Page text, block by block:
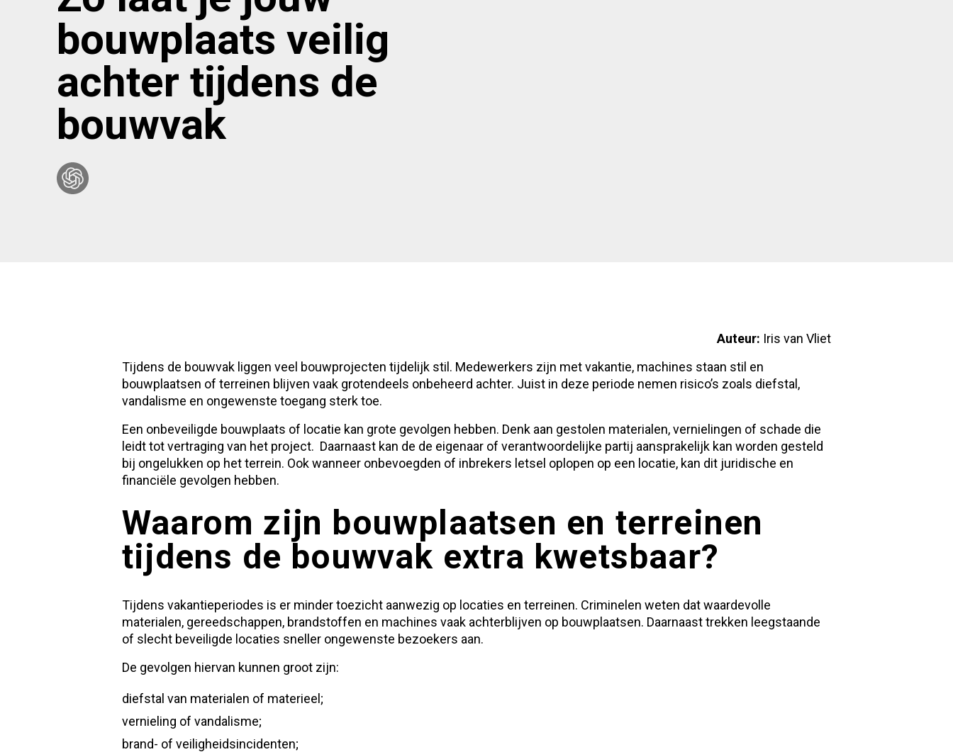
bouwplaats veilig
achter tijdens de
bouwvak
Auteur: Iris van Vliet
Tijdens de bouwvak liggen veel bouwprojecten tijdelijk stil. Medewerkers zijn met vakantie, machines staan stil en
bouwplaatsen of terreinen blijven vaak grotendeels onbeheerd achter. Juist in deze periode nemen risico’s zoals diefstal,
vandalisme en ongewenste toegang sterk toe.
Een onbeveiligde bouwplaats of locatie kan grote gevolgen hebben. Denk aan gestolen materialen, vernielingen of schade die
leidt tot vertraging van het project. Daarnaast kan de de eigenaar of verantwoordelijke partij aansprakelijk kan worden gesteld
bij ongelukken op het terrein. Ook wanneer onbevoegden of inbrekers letsel oplopen op een locatie, kan dit juridische en
financiële gevolgen hebben.
Waarom zijn bouwplaatsen en terreinen
tijdens de bouwvak extra kwetsbaar?
Tijdens vakantieperiodes is er minder toezicht aanwezig op locaties en terreinen. Criminelen weten dat waardevolle
materialen, gereedschappen, brandstoffen en machines vaak achterblijven op bouwplaatsen. Daarnaast trekken leegstaande
of slecht beveiligde locaties sneller ongewenste bezoekers aan.
De gevolgen hiervan kunnen groot zijn:
diefstal van materialen of materieel;
vernieling of vandalisme;
brand- of veiligheidsincidenten;